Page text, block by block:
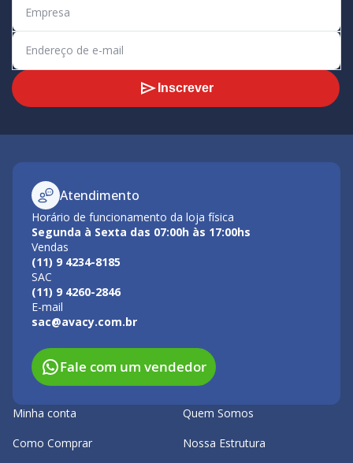
Inscrever
Atendimento
Horário de funcionamento da loja física
Segunda à Sexta das 07:00h às 17:00hs
Vendas
(11) 9 4234-8185
SAC
(11) 9 4260-2846
E-mail
sac@avacy.com.br
Fale com um vendedor
Minha conta
Como Comprar
Quem Somos
Nossa Estrutura